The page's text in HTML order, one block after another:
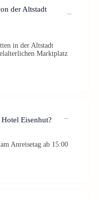
der Altstadt
in der Altstadt
Marktplatz
Eisenhut?
Anreisetag ab 15:00